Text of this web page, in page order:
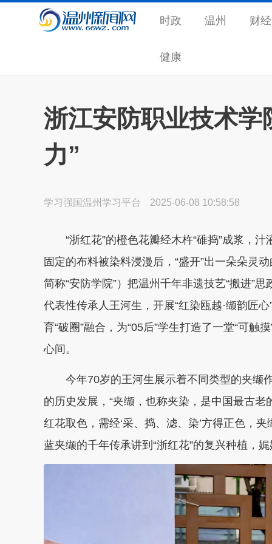
时政 温州 财经
健康
浙江安防职业技术学
力”
学习强国温州学习平台 2025-06-08 10:58:58
“浙红花”的橙色花瓣经木杵“碓捣”成浆，汁
固定的布料被染料浸漫后，“盛开”出一朵朵灵
简称“安防学院”）把温州千年非遗技艺“搬进”
代表性传承人王河生，开展“红染瓯越·缬韵匠
育“破圈”融合，为“05后”学生打造了一堂“可触
心间。
今年70岁的王河生展示着不同类型的夹缬作
的历史发展，“夹缬，也称夹染，是中国最古
红花取色，需经‘采、捣、滤、染’方得正色，
蓝夹缬的千年传承讲到“浙红花”的复兴种植，